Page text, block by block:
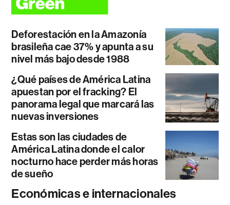
Deforestación en la Amazonía
brasileña cae 37% y apunta a su
nivel más bajo desde 1988
¿Qué países de América Latina
apuestan por el fracking? El
panorama legal que marcará las
nuevas inversiones
Estas son las ciudades de
América Latina donde el calor
nocturno hace perder más horas
de sueño
Económicas e internacionales